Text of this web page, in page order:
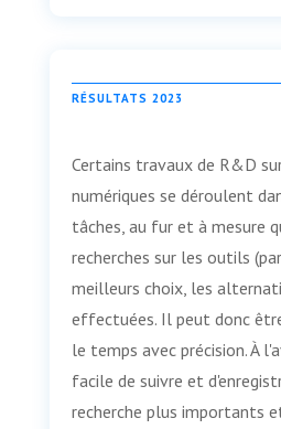
RÉSULTATS 2023
Certains travaux de R&D
numériques se déroulent
tâches, au fur et à mesure
recherches sur les outils
meilleurs choix, les
effectuées. Il peut donc
le temps avec précision. À
facile de suivre et
recherche plus importants